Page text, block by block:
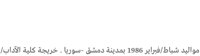
سورية من مواليد شباط/فبراير 1986 بمدينة دمشق -سوريا . خريجة كلية الآداب/